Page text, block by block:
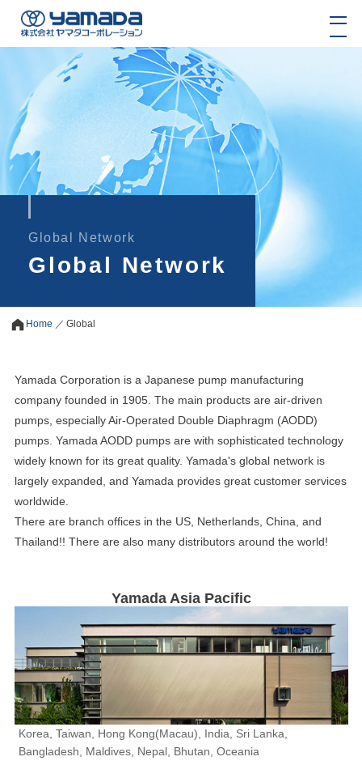
Global Network
Global Network
Home ／ Global
Yamada Corporation is a Japanese pump manufacturing
company founded in 1905. The main products are air-driven
pumps, especially Air-Operated Double Diaphragm (AODD)
pumps. Yamada AODD pumps are with sophisticated technology
widely known for its great quality. Yamada's global network is
largely expanded, and Yamada provides great customer services
worldwide.
There are branch offices in the US, Netherlands, China, and
Thailand!! There are also many distributors around the world!
Yamada Asia Pacific
Korea, Taiwan, Hong Kong(Macau), India, Sri Lanka,
Bangladesh, Maldives, Nepal, Bhutan, Oceania